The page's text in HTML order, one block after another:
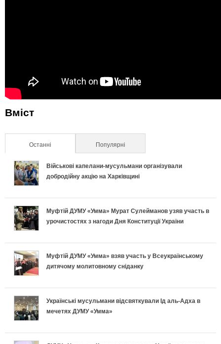
Вміст
Останні (активна вкладка)Популярні
Військові капелани-мусульмани організували
добродійну акцію на Харківщині
Муфтій ДУМУ «Умма» Мурат Сулейманов узяв участь в
урочистостях з нагоди Дня Конституції України
Муфтій ДУМУ «Умма» взяв участь у Всеукраїнському
дитячому молитовному сніданку
Українські мусульмани відсвяткували Ід аль-Адха в
мечетях ДУМУ «Умма»